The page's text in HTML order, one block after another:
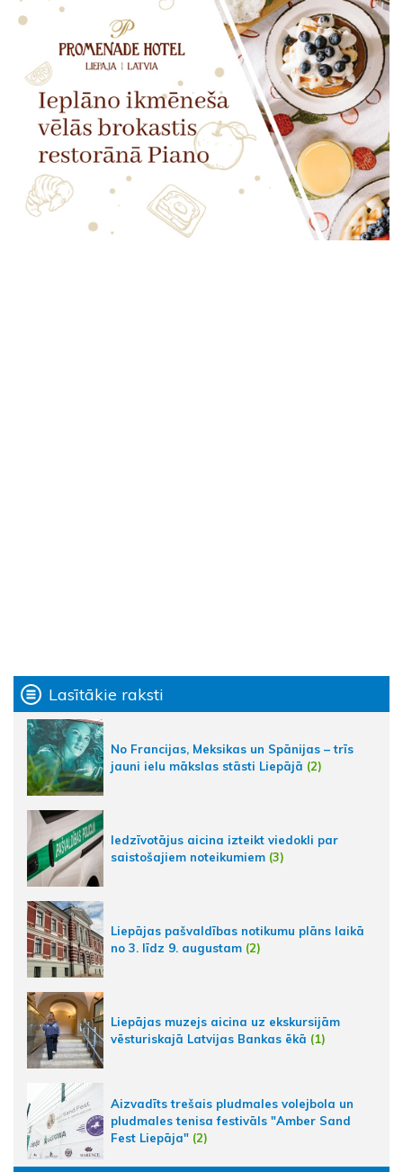
Lasītākie raksti
No Francijas, Meksikas un Spānijas – trīs
jauni ielu mākslas stāsti Liepājā (2)
Iedzīvotājus aicina izteikt viedokli par
saistošajiem noteikumiem (3)
Liepājas pašvaldības notikumu plāns laikā
no 3. līdz 9. augustam (2)
Liepājas muzejs aicina uz ekskursijām
vēsturiskajā Latvijas Bankas ēkā (1)
Aizvadīts trešais pludmales volejbola un
pludmales tenisa festivāls "Amber Sand
Fest Liepāja" (2)